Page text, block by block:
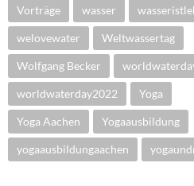
Vorträge wasser
welovewater Weltwassertag
Wolfgang Becker
worldwaterday2022 Yoga
Yoga Aachen Yogaausbildung
yogaausbildungaachen